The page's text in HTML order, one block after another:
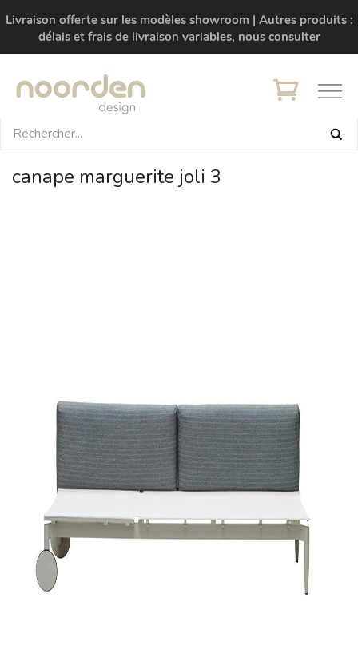
Livraison offerte sur les modèles showroom | Autres produits :
délais et frais de livraison variables, nous consulter
canape marguerite joli 3